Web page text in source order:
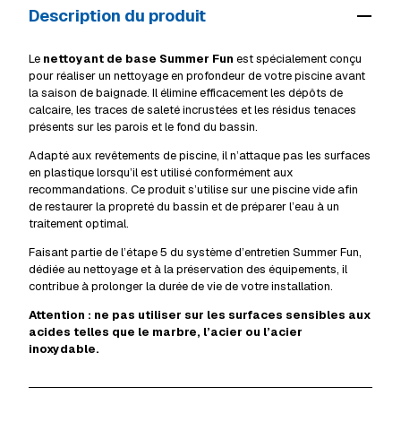
Livraison volumineux / camion 69 €
Détails livraison & retrait
Description du produit
Le nettoyant de base Summer Fun est spécialement conçu
pour réaliser un nettoyage en profondeur de votre piscine avant
la saison de baignade. Il élimine efficacement les dépôts de
calcaire, les traces de saleté incrustées et les résidus tenaces
présents sur les parois et le fond du bassin.
Adapté aux revêtements de piscine, il n’attaque pas les surfaces
en plastique lorsqu’il est utilisé conformément aux
recommandations. Ce produit s’utilise sur une piscine vide afin
de restaurer la propreté du bassin et de préparer l’eau à un
traitement optimal.
Faisant partie de l’étape 5 du système d’entretien Summer Fun,
dédiée au nettoyage et à la préservation des équipements, il
contribue à prolonger la durée de vie de votre installation.
Attention : ne pas utiliser sur les surfaces sensibles aux
acides telles que le marbre, l’acier ou l’acier
inoxydable.